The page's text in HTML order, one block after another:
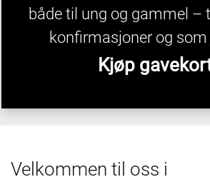
både til ung og gammel –
konfirmasjoner og som
Kjøp
Velkommen til oss i